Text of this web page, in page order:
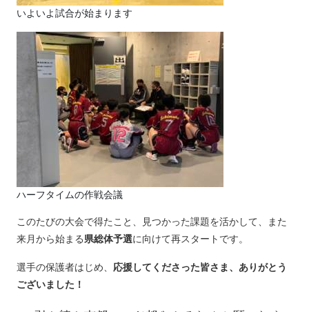
いよいよ試合が始まります
ハーフタイムの作戦会議
このたびの大会で得たこと、見つかった課題を活かして、また
来月から始まる県総体予選に向けて再スタートです。
選手の保護者はじめ、 応援してくださった皆さま、ありがとう
ございました！